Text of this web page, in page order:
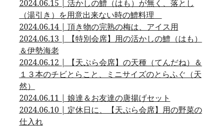
2024.06.15 | 活かしの鱧（はも）が無く、落とし
（湯引き）を用意出来ない時の鱧料理
2024.06.14 | 頂き物の完熟の梅は、アイス用
2024.06.13 | 【特別会席】用の活かしの鱧（はも）
＆伊勢海老
2024.06.12 | 【天ぷら会席】の天種（てんだね）＆
１３本のチビとらこと、ミニサイズのとらふぐ（天
然）
2024.06.11 | 娘達＆お友達の唐揚げセット
2024.06.10 | 定休日に、【天ぷら会席】用の野菜の
仕入れ